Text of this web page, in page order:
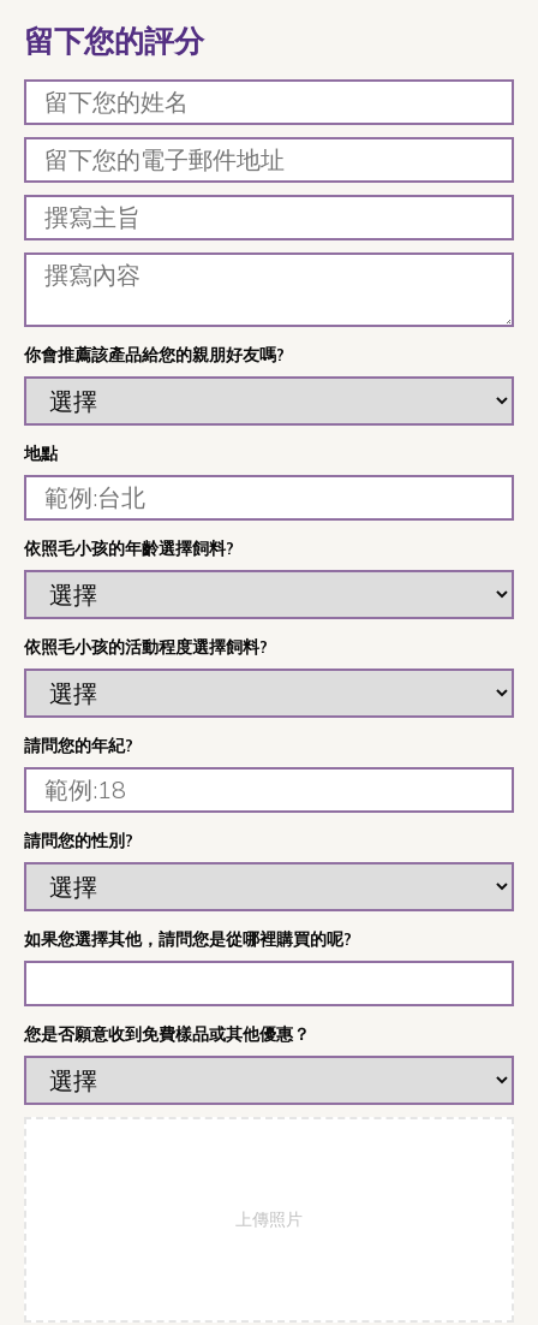
留下您的評分
你會推薦該產品給您的親朋好友嗎?
地點
依照毛小孩的年齡選擇飼料?
依照毛小孩的活動程度選擇飼料?
請問您的年紀?
請問您的性別?
如果您選擇其他，請問您是從哪裡購買的呢?
您是否願意收到免費樣品或其他優惠？
上傳照片